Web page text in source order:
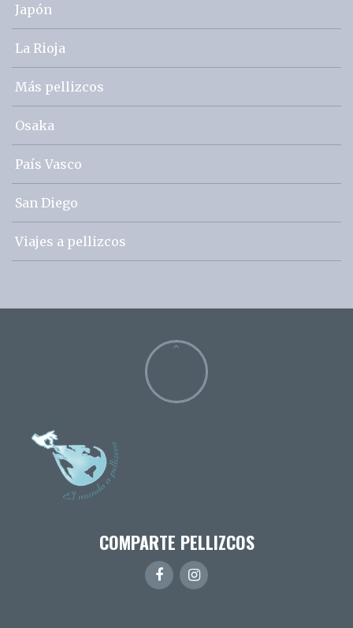
Japón
La Rioja
Más pellizcos
Osaka
País Vasco
San Diego
Viajes a pellizcos
COMPARTE PELLIZCOS